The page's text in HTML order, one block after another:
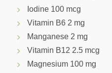
Iodine 100 mcg
Vitamin B6 2 mg
Manganese 2 mg
Vitamin B12 2.5 mcg
Magnesium 100 mg